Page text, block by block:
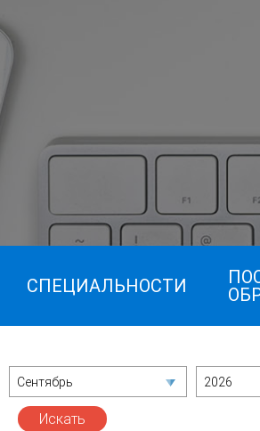
СПЕЦИАЛЬНОСТИ
Сентябрь 2026